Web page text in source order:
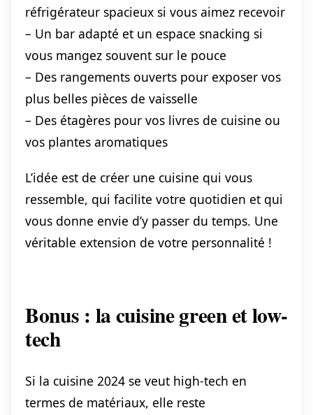
réfrigérateur spacieux si vous aimez recevoir
– Un bar adapté et un espace snacking si
vous mangez souvent sur le pouce
– Des rangements ouverts pour exposer vos
plus belles pièces de vaisselle
– Des étagères pour vos livres de cuisine ou
vos plantes aromatiques
L’idée est de créer une cuisine qui vous
ressemble, qui facilite votre quotidien et qui
vous donne envie d’y passer du temps. Une
véritable extension de votre personnalité !
Bonus : la cuisine green et low-
tech
Si la cuisine 2024 se veut high-tech en
termes de matériaux, elle reste